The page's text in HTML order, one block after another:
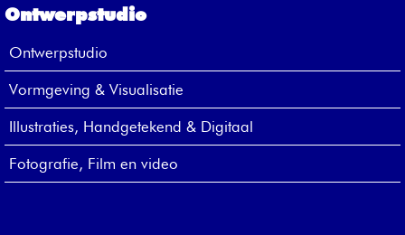
Ontwerpstudio
Ontwerpstudio
Vormgeving & Visualisatie
Illustraties, Handgetekend & Digitaal
Fotografie, Film en video